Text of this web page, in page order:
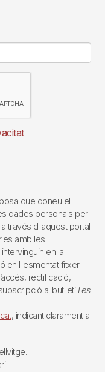
que doneu el
dades personals per
través d'aquest portal
amb les
en la
en l'esmentat fitxer
rectificació,
al butlletí Fes
, indicant clarament a